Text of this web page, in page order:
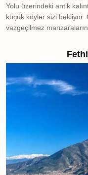
Yolu üzerindeki antik
küçük köyler sizi bekliyor.
vazgeçilmez